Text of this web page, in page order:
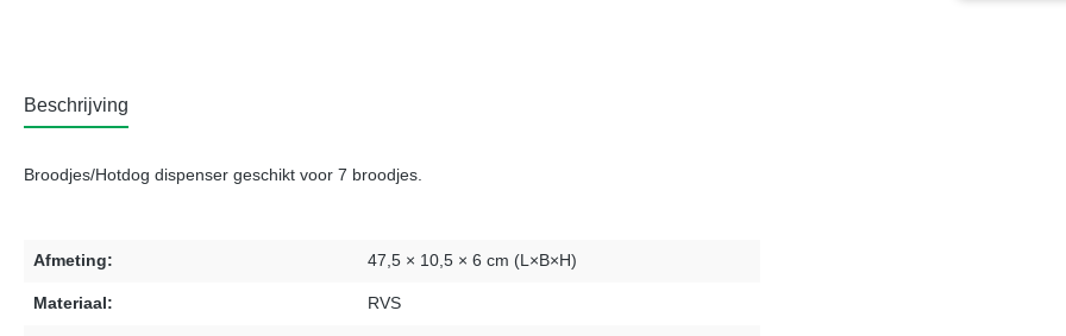
Beschrijving
Broodjes/Hotdog dispenser geschikt voor 7 broodjes.
Afmeting: 47,5 × 10,5 × 6 cm (L×B×H)
Materiaal: RVS